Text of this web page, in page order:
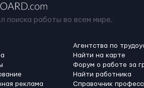
поиска работы во всем мире.
реклама
Агентства по
Найти на карте
Форум о работе за
Найти работника
Справочник